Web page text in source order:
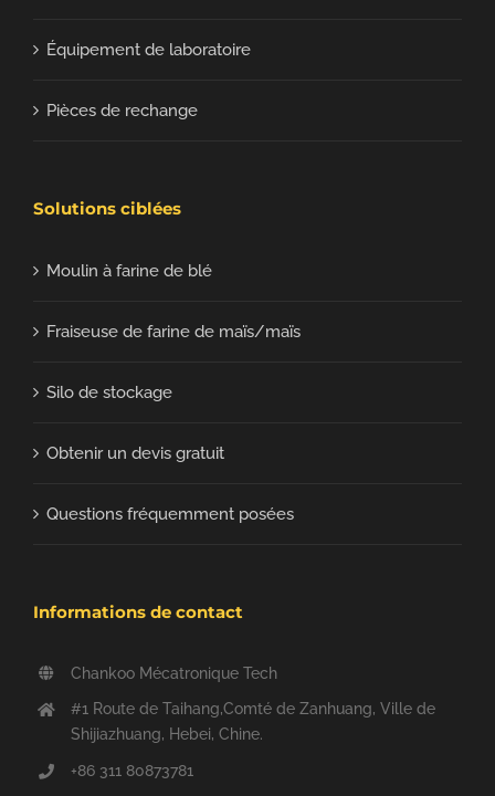
Équipement de laboratoire
Pièces de rechange
Solutions ciblées
Moulin à farine de blé
Fraiseuse de farine de maïs/maïs
Silo de stockage
Obtenir un devis gratuit
Questions fréquemment posées
Informations de contact
Chankoo Mécatronique Tech
#1 Route de Taihang,Comté de Zanhuang, Ville de
Shijiazhuang, Hebei, Chine.
+86 311 80873781